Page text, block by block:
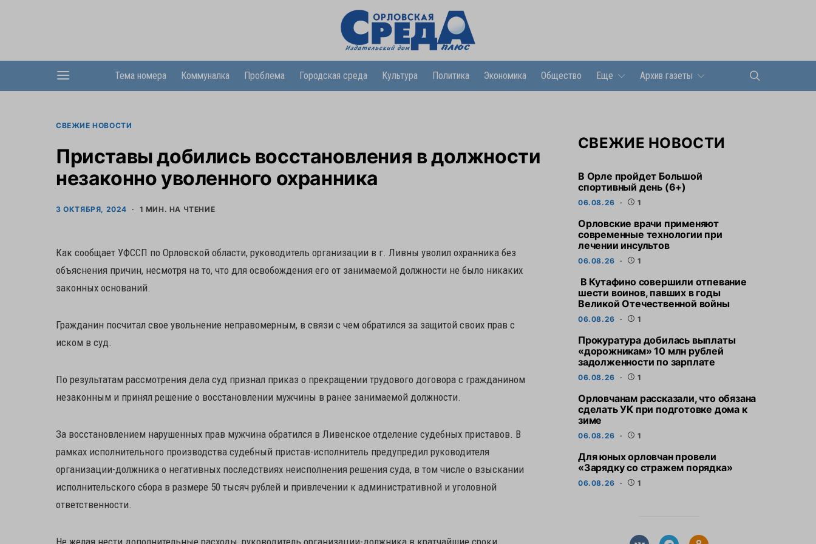
Тема номера Коммуналка Проблема Городская среда Культура Политика Экономика Общество Еще Архив газеты
СВЕЖИЕ НОВОСТИ
Приставы добились восстановления в должности
незаконно уволенного охранника
3 ОКТЯБРЯ, 2024 1 МИН. НА ЧТЕНИЕ
Как сообщает УФССП по Орловской области, руководитель организации в г. Ливны уволил охранника без
объяснения причин, несмотря на то, что для освобождения его от занимаемой должности не было никаких
законных оснований.
Гражданин посчитал свое увольнение неправомерным, в связи с чем обратился за защитой своих прав с
иском в суд.
По результатам рассмотрения дела суд признал приказ о прекращении трудового договора с гражданином
незаконным и принял решение о восстановлении мужчины в ранее занимаемой должности.
За восстановлением нарушенных прав мужчина обратился в Ливенское отделение судебных приставов. В
рамках исполнительного производства судебный пристав-исполнитель предупредил руководителя
организации-должника о негативных последствиях неисполнения решения суда, в том числе о взыскании
исполнительского сбора в размере 50 тысяч рублей и привлечении к административной и уголовной
ответственности.
Не желая нести дополнительные расходы, руководитель организации-должника в кратчайшие сроки
СВЕЖИЕ НОВОСТИ
В Орле пройдет Большой
спортивный день (6+)
06.08.26 1
Орловские врачи применяют
современные технологии при
лечении инсультов
06.08.26 1
В Кутафино совершили отпевание
шести воинов, павших в годы
Великой Отечественной войны
06.08.26 1
Прокуратура добилась выплаты
«дорожникам» 10 млн рублей
задолженности по зарплате
06.08.26 1
Орловчанам рассказали, что обязана
сделать УК при подготовке дома к
зиме
06.08.26 1
Для юных орловчан провели
«Зарядку со стражем порядка»
06.08.26 1